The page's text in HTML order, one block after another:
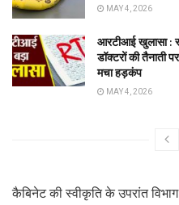
MAY 4, 2026
आरटीआई खुलासा :
डॉक्टरों की तैनाती
मचा हड़कंप
MAY 4, 2026
कैबिनेट की स्वीकृति के उपरांत